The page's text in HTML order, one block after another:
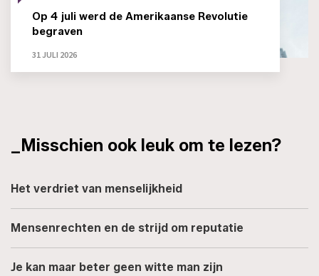
Op 4 juli werd de Amerikaanse Revolutie
begraven
31 JULI 2026
_Misschien ook leuk om te lezen?
Het verdriet van menselijkheid
Mensenrechten en de strijd om reputatie
Je kan maar beter geen witte man zijn